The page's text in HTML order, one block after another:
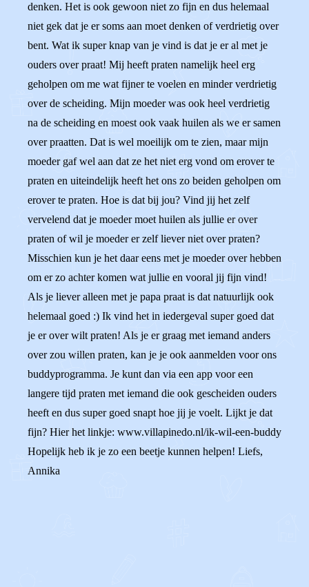
denken. Het is ook gewoon niet zo fijn en dus helemaal
niet gek dat je er soms aan moet denken of verdrietig over
bent. Wat ik super knap van je vind is dat je er al met je
ouders over praat! Mij heeft praten namelijk heel erg
geholpen om me wat fijner te voelen en minder verdrietig
over de scheiding. Mijn moeder was ook heel verdrietig
na de scheiding en moest ook vaak huilen als we er samen
over praatten. Dat is wel moeilijk om te zien, maar mijn
moeder gaf wel aan dat ze het niet erg vond om erover te
praten en uiteindelijk heeft het ons zo beiden geholpen om
erover te praten. Hoe is dat bij jou? Vind jij het zelf
vervelend dat je moeder moet huilen als jullie er over
praten of wil je moeder er zelf liever niet over praten?
Misschien kun je het daar eens met je moeder over hebben
om er zo achter komen wat jullie en vooral jij fijn vind!
Als je liever alleen met je papa praat is dat natuurlijk ook
helemaal goed :) Ik vind het in iedergeval super goed dat
je er over wilt praten! Als je er graag met iemand anders
over zou willen praten, kan je je ook aanmelden voor ons
buddyprogramma. Je kunt dan via een app voor een
langere tijd praten met iemand die ook gescheiden ouders
heeft en dus super goed snapt hoe jij je voelt. Lijkt je dat
fijn? Hier het linkje: www.villapinedo.nl/ik-wil-een-buddy
Hopelijk heb ik je zo een beetje kunnen helpen! Liefs,
Annika